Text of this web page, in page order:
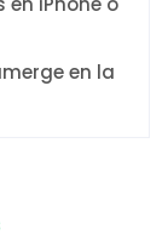
en la